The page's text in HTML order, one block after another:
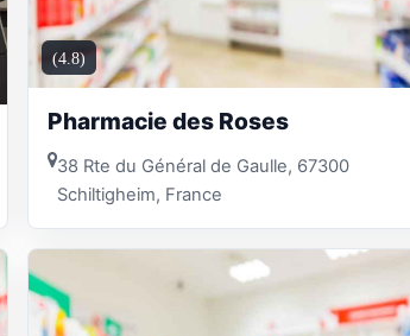
(4.8)
Pharmacie des Roses
38 Rte du Général de Gaulle, 67300
Schiltigheim, France